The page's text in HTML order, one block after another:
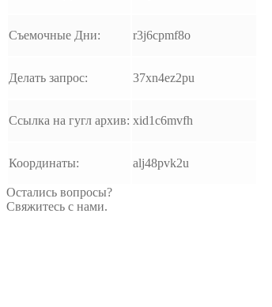
Съемочные Дни: r3j6cpmf8o
Делать запрос: 37xn4ez2pu
Ссылка на гугл архив: xid1c6mvfh
Координаты: alj48pvk2u
Остались вопросы?
Свяжитесь с нами.